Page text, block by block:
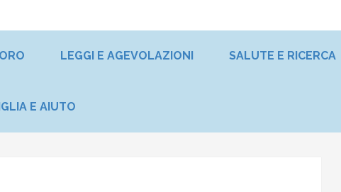
LEGGI E AGEVOLAZIONI SALUTE E RICERCA
E AIUTO